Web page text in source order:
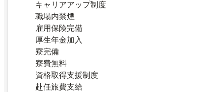
キャリアアップ制度
職場内禁煙
雇用保険完備
厚生年金加入
寮完備
寮費無料
資格取得支援制度
赴任旅費支給